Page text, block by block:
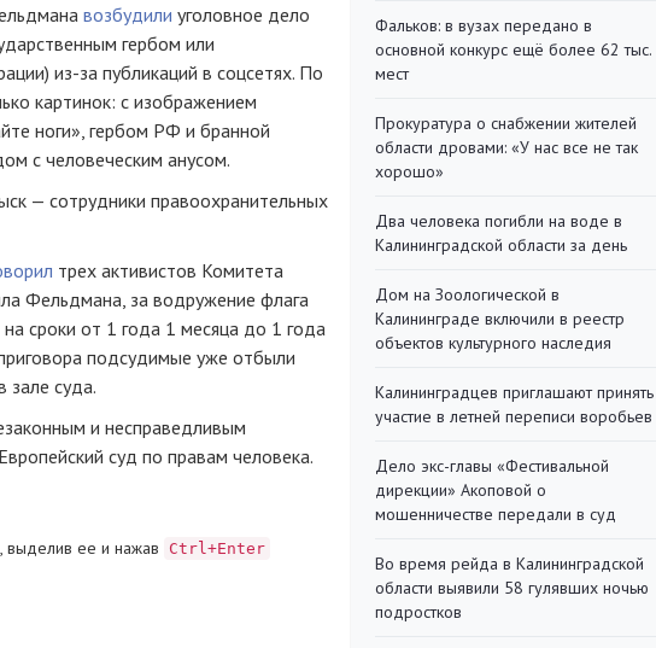
возбудили уголовное дело
гербом или
из-за публикаций в соцсетях. По
картинок: с изображением
ноги», гербом РФ и бранной
с человеческим анусом.
— сотрудники правоохранительных
трех активистов Комитета
Фельдмана, за водружение флага
сроки от 1 года 1 месяца до 1 года
подсудимые уже отбыли
зале суда.
и несправедливым
суд по правам человека.
ее и нажав Ctrl+Enter
Фальков: в вузах передано в
основной конкурс ещё более 62 тыс.
мест
Прокуратура о снабжении жителей
области дровами: «У нас все не так
хорошо»
Два человека погибли на воде в
Калининградской области за день
Дом на Зоологической в
Калининграде включили в реестр
объектов культурного наследия
Калининградцев приглашают принять
участие в летней переписи воробьев
Дело экс-главы «Фестивальной
дирекции» Акоповой о
мошенничестве передали в суд
Во время рейда в Калининградской
области выявили 58 гулявших ночью
подростков